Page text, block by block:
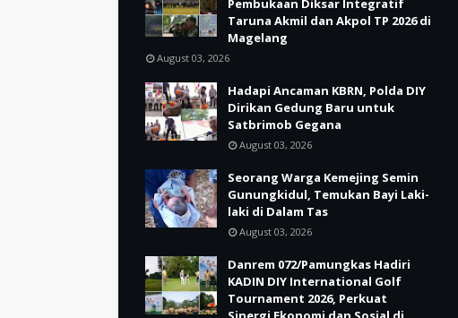
Pembukaan Diksar Integratif
Taruna Akmil dan Akpol TP 2026 di
Magelang
August 03, 2026
Hadapi Ancaman KBRN, Polda DIY
Dirikan Gedung Baru untuk
Satbrimob Gegana
August 03, 2026
Seorang Warga Kemejing Semin
Gunungkidul, Temukan Bayi Laki-
laki di Dalam Tas
August 03, 2026
Danrem 072/Pamungkas Hadiri
KADIN DIY International Golf
Tournament 2026, Perkuat